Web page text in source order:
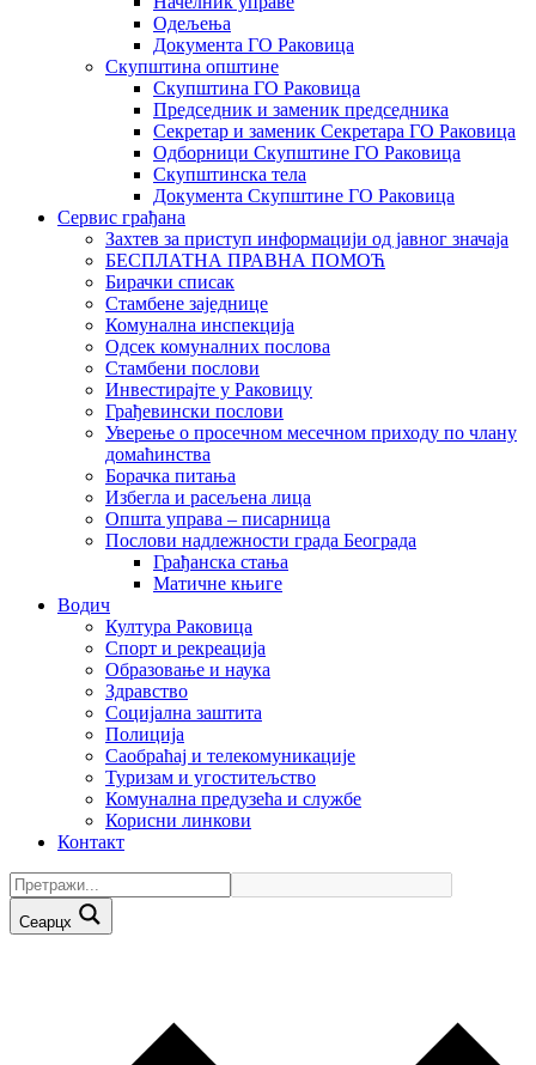
Одељења
Документа ГО Раковица
Скупштина општине
Скупштина ГО Раковица
Председник и заменик председника
Секретар и заменик Секретара ГО Раковица
Одборници Скупштине ГО Раковица
Скупштинска тела
Документа Скупштине ГО Раковица
Сервис грађана
Захтев за приступ информацији од јавног значаја
БЕСПЛАТНА ПРАВНА ПОМОЋ
Бирачки списак
Стамбене заједнице
Комунална инспекција
Одсек комуналних послова
Стамбени послови
Инвестирајте у Раковицу
Грађевински послови
Уверење о просечном месечном приходу по члану
домаћинства
Борачка питања
Избегла и расељена лица
Општа управа – писарница
Послови надлежности града Београда
Грађанска стања
Матичне књиге
Водич
Култура Раковица
Спорт и рекреација
Образовање и наука
Здравство
Социјална заштита
Полиција
Саобраћај и телекомуникације
Туризам и угоститељство
Комунална предузећа и службе
Корисни линкови
Контакт
Сеарцх